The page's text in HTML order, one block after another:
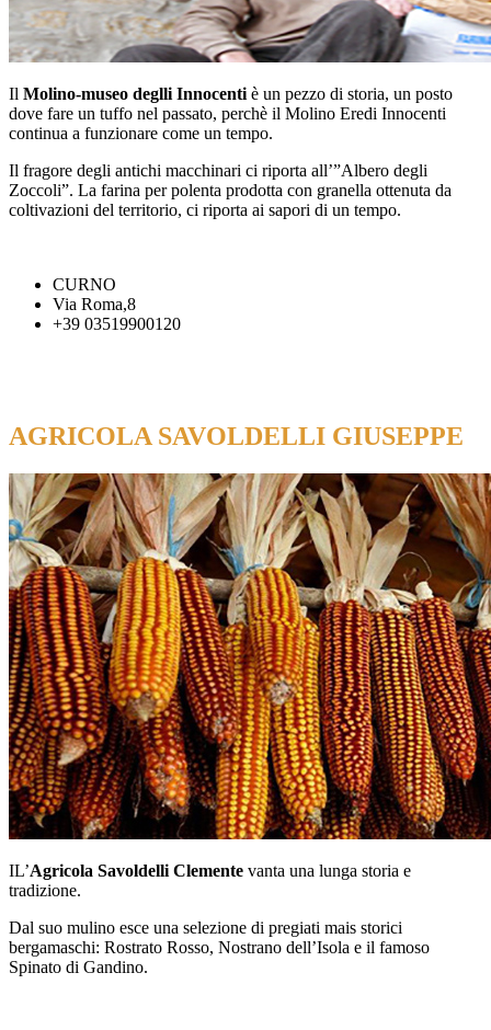
Il Molino-museo deglli Innocenti è un pezzo di storia, un posto
dove fare un tuffo nel passato, perchè il Molino Eredi Innocenti
continua a funzionare come un tempo.
Il fragore degli antichi macchinari ci riporta all’”Albero degli
Zoccoli”. La farina per polenta prodotta con granella ottenuta da
coltivazioni del territorio, ci riporta ai sapori di un tempo.
CURNO
Via Roma,8
+39 03519900120
AGRICOLA SAVOLDELLI GIUSEPPE
IL’Agricola Savoldelli Clemente vanta una lunga storia e
tradizione.
Dal suo mulino esce una selezione di pregiati mais storici
bergamaschi: Rostrato Rosso, Nostrano dell’Isola e il famoso
Spinato di Gandino.